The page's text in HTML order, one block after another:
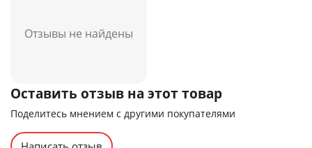
Отзывы не найдены
Оставить отзыв на этот товар
Поделитесь мнением с другими покупателями